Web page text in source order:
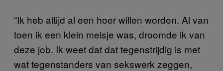
“Ik heb altijd al een hoer willen worden. Al van
toen ik een klein meisje was, droomde ik van
deze job. Ik weet dat dat tegenstrijdig is met
wat tegenstanders van sekswerk zeggen,